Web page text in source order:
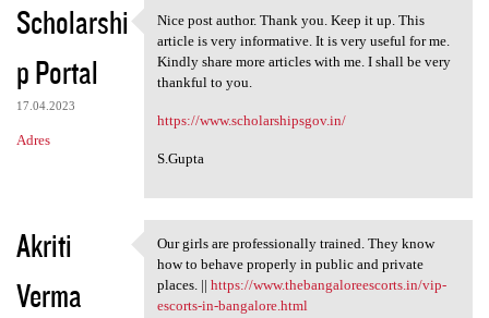
Scholarshi
p Portal
17.04.2023
Adres
Nice post author. Thank you.
Nice post author. Thank you. Keep it up. This
article is very informative. It is very useful for me.
Kindly share more articles with me. I shall be very
thankful to you.
https://www.scholarshipsgov.in/
S.Gupta
Akriti
Verma
Our girls are professionally
Our girls are professionally trained. They know
how to behave properly in public and private
places. || https://www.thebangaloreescorts.in/vip-
escorts-in-bangalore.html